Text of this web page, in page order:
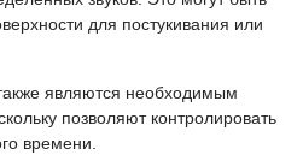
для постукивания или
являются необходимым
позволяют контролировать
времени.